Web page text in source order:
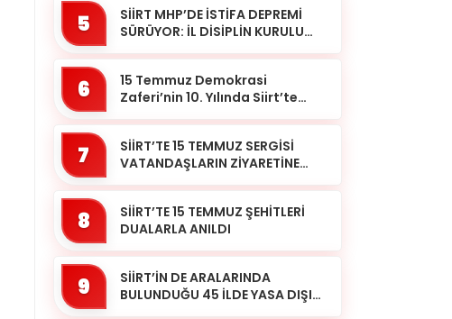
5
SİİRT MHP’DE İSTİFA DEPREMİ
SÜRÜYOR: İL DİSİPLİN KURULU
6
15 Temmuz Demokrasi
Zaferi’nin 10. Yılında Siirt’te
7
SİİRT’TE 15 TEMMUZ SERGİSİ
VATANDAŞLARIN ZİYARETİNE
8
SİİRT’TE 15 TEMMUZ ŞEHİTLERİ
DUALARLA ANILDI
9
SİİRT’İN DE ARALARINDA
BULUNDUĞU 45 İLDE YASA DIŞI